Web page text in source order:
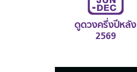
ดูดวงครึ่งปีหลัง
2569